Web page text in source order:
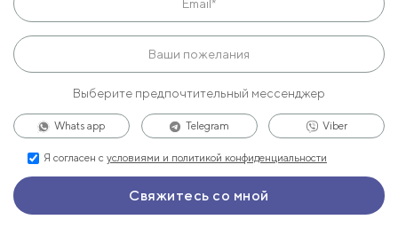
Выберите предпочтительный мессенджер
Whats app Telegram Viber
Я согласен с условиями и политикой конфиденциальности